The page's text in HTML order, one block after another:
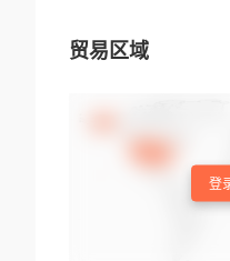
贸易区域
登